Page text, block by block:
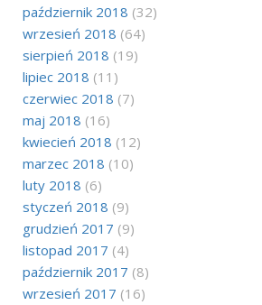
październik 2018 (32)
wrzesień 2018 (64)
sierpień 2018 (19)
lipiec 2018 (11)
czerwiec 2018 (7)
maj 2018 (16)
kwiecień 2018 (12)
marzec 2018 (10)
luty 2018 (6)
styczeń 2018 (9)
grudzień 2017 (9)
listopad 2017 (4)
październik 2017 (8)
wrzesień 2017 (16)